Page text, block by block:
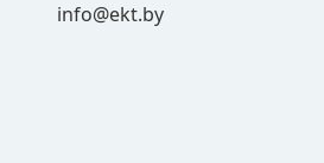
info@ekt.by